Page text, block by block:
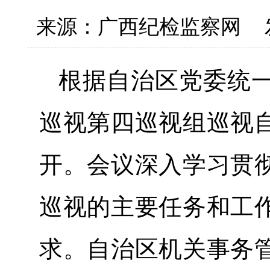
来源：广西纪检监察网
根据自治区党委统
巡视第四巡视组巡视
开。会议深入学习贯
巡视的主要任务和工
求。自治区机关事务